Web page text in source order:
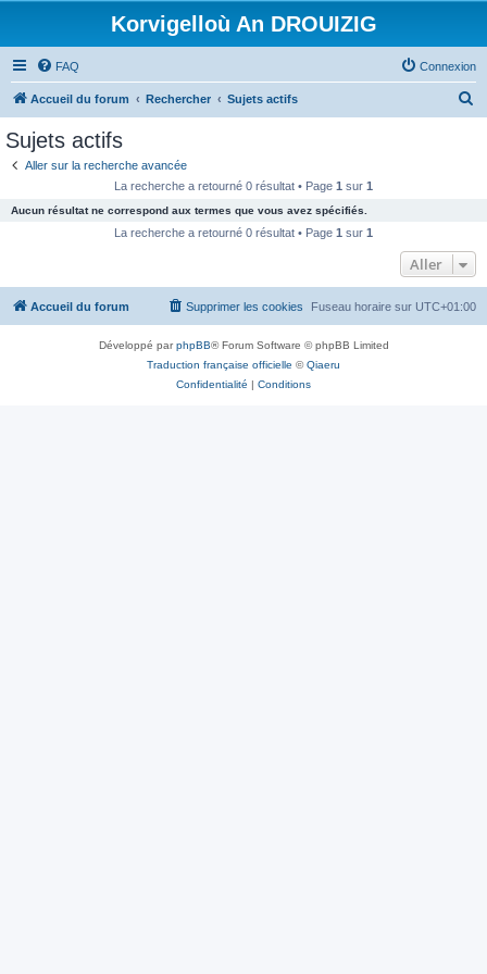
Korvigelloù An DROUIZIG
FAQ Connexion
Accueil du forum Rechercher Sujets actifs
c
e
Sujets actifs
Aller sur la recherche avancée
La recherche a retourné 0 résultat • Page 1 sur 1
Aucun résultat ne correspond aux termes que vous avez spécifiés.
La recherche a retourné 0 résultat • Page 1 sur 1
Aller
Accueil du forum Fuseau horaire sur UTC+01:00
Supprimer les cookies
Développé parphpBB® Forum Software © phpBB Limited
Traduction française officielle ©Qiaeru
Confidentialité | Conditions